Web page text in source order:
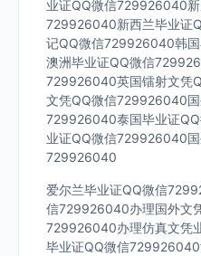
业证QQ微信729926040
729926040新西兰毕业证
记QQ微信729926040韩
澳洲毕业证QQ微信
729926040英国镭射文凭
文凭QQ微信729926040
729926040泰国毕业证
业证QQ微信729926040
729926040
爱尔兰毕业证QQ微信
信729926040办理国外文
729926040办理仿真文凭
毕业证QQ微信